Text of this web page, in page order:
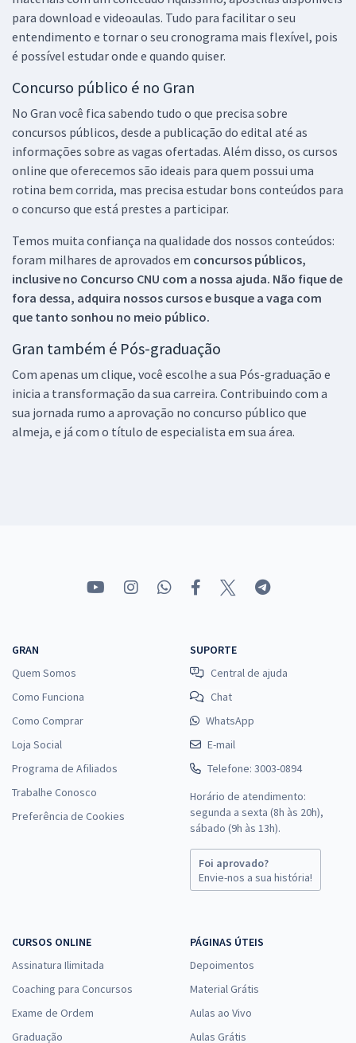
para download e videoaulas. Tudo para facilitar o seu
entendimento e tornar o seu cronograma mais flexível, pois
é possível estudar onde e quando quiser.
Concurso público é no Gran
No Gran você fica sabendo tudo o que precisa sobre
concursos públicos, desde a publicação do edital até as
informações sobre as vagas ofertadas. Além disso, os cursos
online que oferecemos são ideais para quem possui uma
rotina bem corrida, mas precisa estudar bons conteúdos para
o concurso que está prestes a participar.
Temos muita confiança na qualidade dos nossos conteúdos:
foram milhares de aprovados em concursos públicos,
inclusive no Concurso CNU com a nossa ajuda. Não fique de
fora dessa, adquira nossos cursos e busque a vaga com
que tanto sonhou no meio público.
Gran também é Pós-graduação
Com apenas um clique, você escolhe a sua Pós-graduação e
inicia a transformação da sua carreira. Contribuindo com a
sua jornada rumo a aprovação no concurso público que
almeja, e já com o título de especialista em sua área.
GRAN
Quem Somos
Como Funciona
Como Comprar
Loja Social
Programa de Afiliados
Trabalhe Conosco
Preferência de Cookies
SUPORTE
Central de ajuda
Chat
WhatsApp
E-mail
Telefone: 3003-0894
Horário de atendimento:
segunda a sexta (8h às 20h),
sábado (9h às 13h).
Foi aprovado?
Envie-nos a sua história!
CURSOS ONLINE
Assinatura Ilimitada
Coaching para Concursos
Exame de Ordem
Graduação
PÁGINAS ÚTEIS
Depoimentos
Material Grátis
Aulas ao Vivo
Aulas Grátis